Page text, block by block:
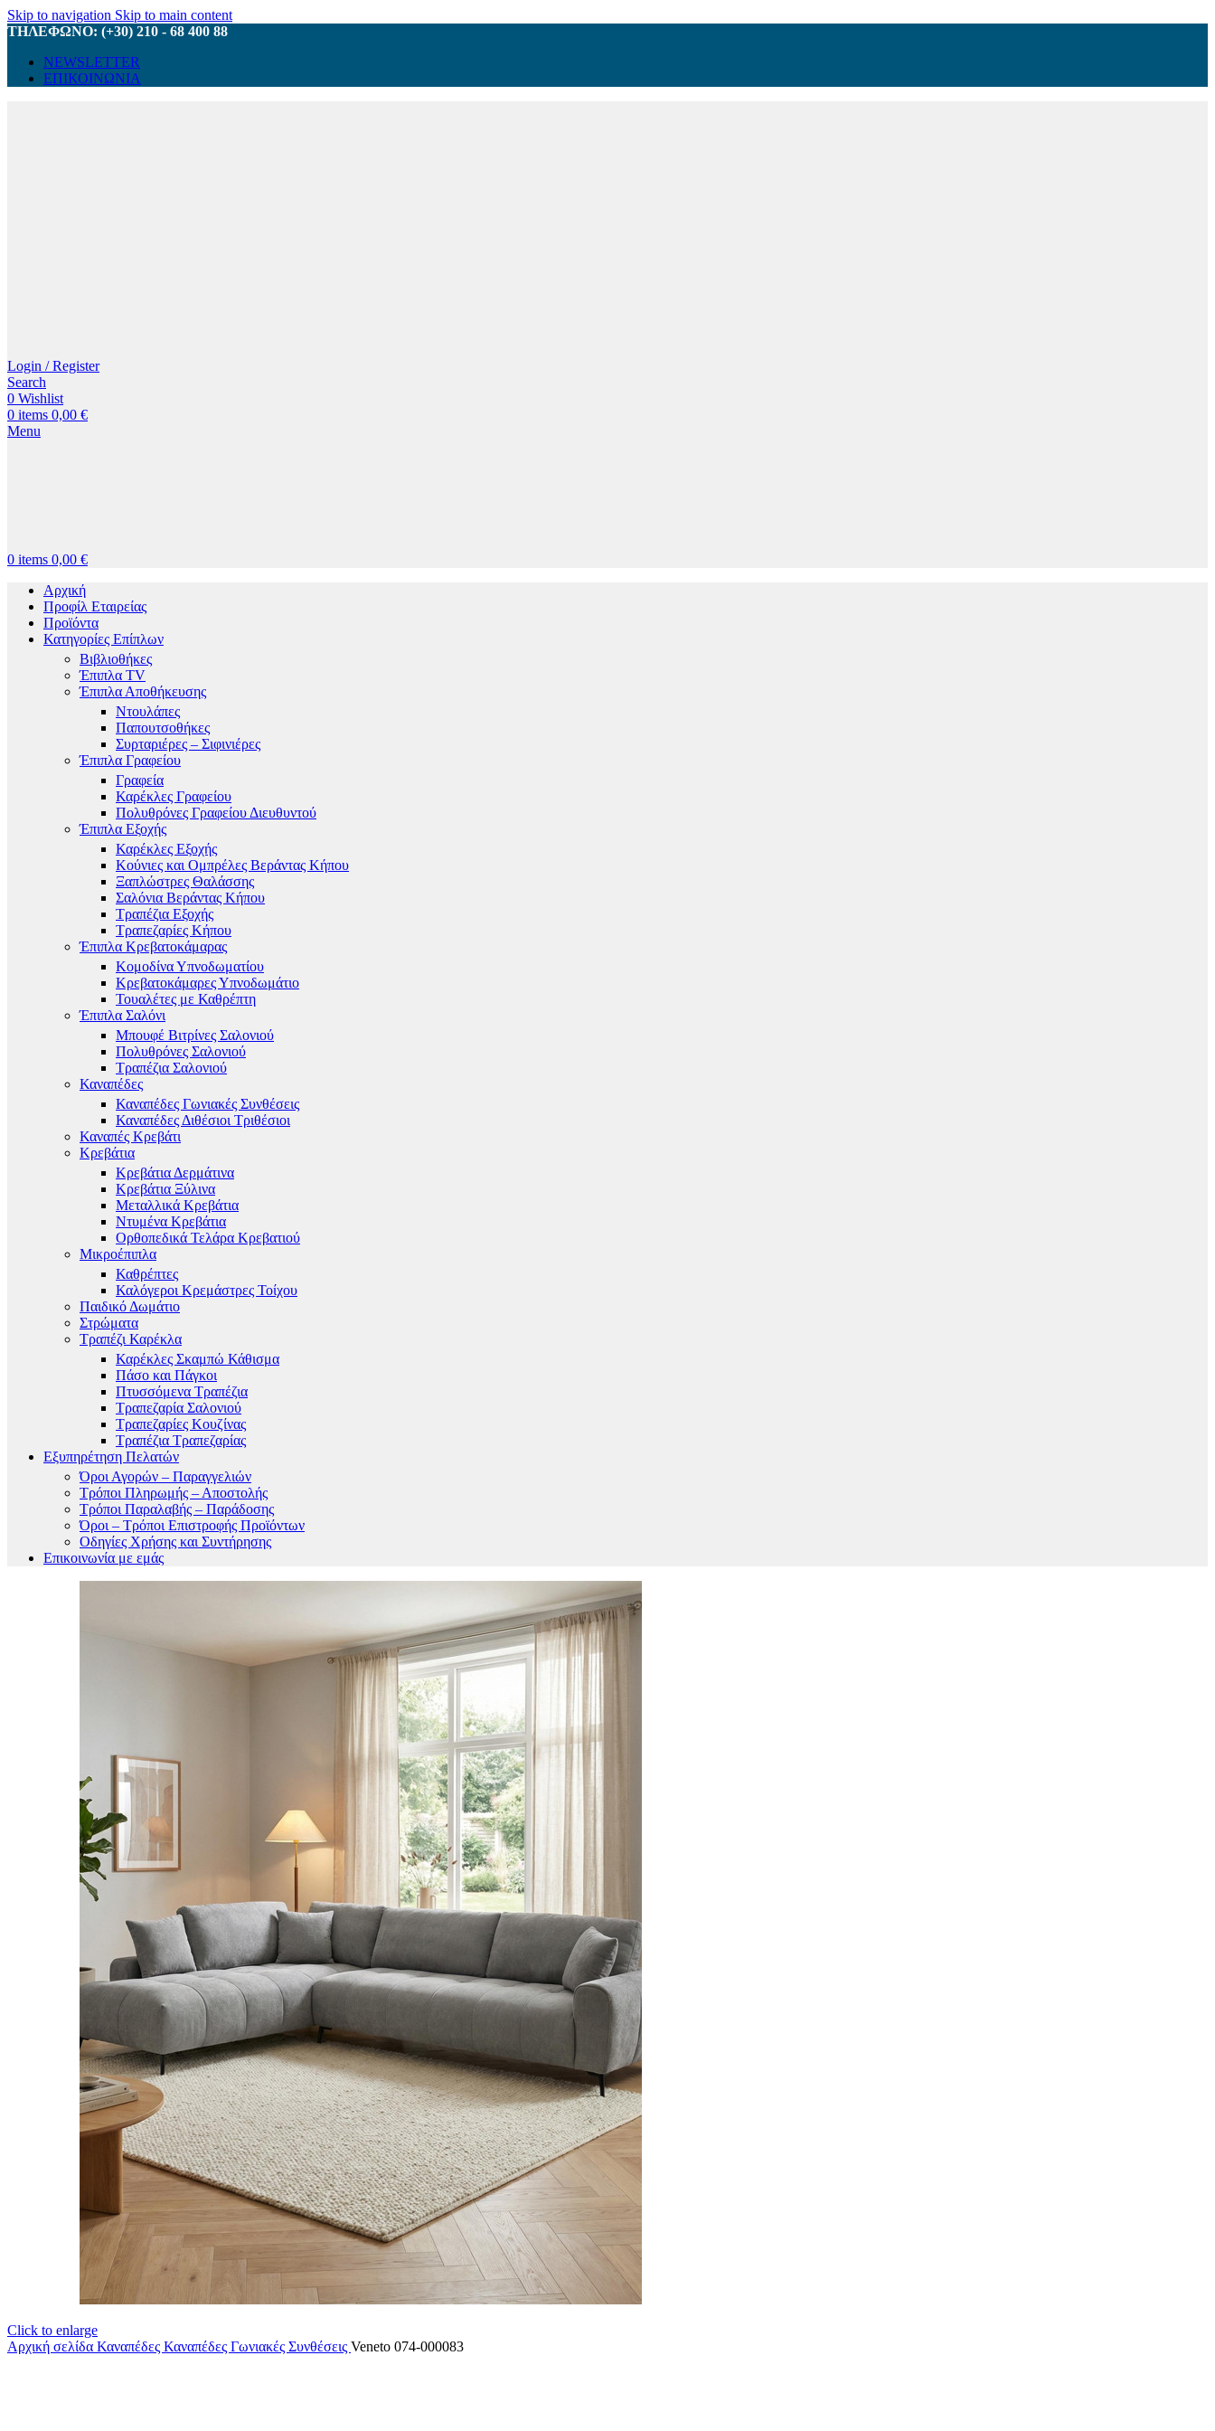
Skip to navigation Skip to main content
ΤΗΛΕΦΩΝΟ: (+30) 210 - 68 400 88
NEWSLETTER
ΕΠΙΚΟΙΝΩΝΙΑ
Login / Register
Search
0 Wishlist
0 items 0,00 €
Menu
0 items 0,00 €
Αρχική
Προφίλ Εταιρείας
Προϊόντα
Κατηγορίες Επίπλων
Βιβλιοθήκες
Έπιπλα TV
Έπιπλα Αποθήκευσης
Ντουλάπες
Παπουτσοθήκες
Συρταριέρες – Σιφινιέρες
Έπιπλα Γραφείου
Γραφεία
Καρέκλες Γραφείου
Πολυθρόνες Γραφείου Διευθυντού
Έπιπλα Εξοχής
Καρέκλες Εξοχής
Κούνιες και Ομπρέλες Βεράντας Κήπου
Ξαπλώστρες Θαλάσσης
Σαλόνια Βεράντας Κήπου
Τραπέζια Εξοχής
Τραπεζαρίες Κήπου
Έπιπλα Κρεβατοκάμαρας
Κομοδίνα Υπνοδωματίου
Κρεβατοκάμαρες Υπνοδωμάτιο
Τουαλέτες με Καθρέπτη
Έπιπλα Σαλόνι
Μπουφέ Βιτρίνες Σαλονιού
Πολυθρόνες Σαλονιού
Τραπέζια Σαλονιού
Καναπέδες
Καναπέδες Γωνιακές Συνθέσεις
Καναπέδες Διθέσιοι Τριθέσιοι
Καναπές Κρεβάτι
Κρεβάτια
Κρεβάτια Δερμάτινα
Κρεβάτια Ξύλινα
Μεταλλικά Κρεβάτια
Ντυμένα Κρεβάτια
Ορθοπεδικά Τελάρα Κρεβατιού
Μικροέπιπλα
Καθρέπτες
Καλόγεροι Κρεμάστρες Τοίχου
Παιδικό Δωμάτιο
Στρώματα
Τραπέζι Καρέκλα
Καρέκλες Σκαμπώ Κάθισμα
Πάσο και Πάγκοι
Πτυσσόμενα Τραπέζια
Τραπεζαρία Σαλονιού
Τραπεζαρίες Κουζίνας
Τραπέζια Τραπεζαρίας
Εξυπηρέτηση Πελατών
Όροι Αγορών – Παραγγελιών
Τρόποι Πληρωμής – Αποστολής
Τρόποι Παραλαβής – Παράδοσης
Όροι – Τρόποι Επιστροφής Προϊόντων
Οδηγίες Χρήσης και Συντήρησης
Επικοινωνία με εμάς
Click to enlarge
Αρχική σελίδα Καναπέδες Καναπέδες Γωνιακές Συνθέσεις Veneto 074-000083